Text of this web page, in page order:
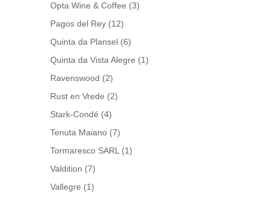
Opta Wine & Coffee (3)
Pagos del Rey (12)
Quinta da Plansel (6)
Quinta da Vista Alegre (1)
Ravenswood (2)
Rust en Vrede (2)
Stark-Condé (4)
Tenuta Maiano (7)
Tormaresco SARL (1)
Valdition (7)
Vallegre (1)